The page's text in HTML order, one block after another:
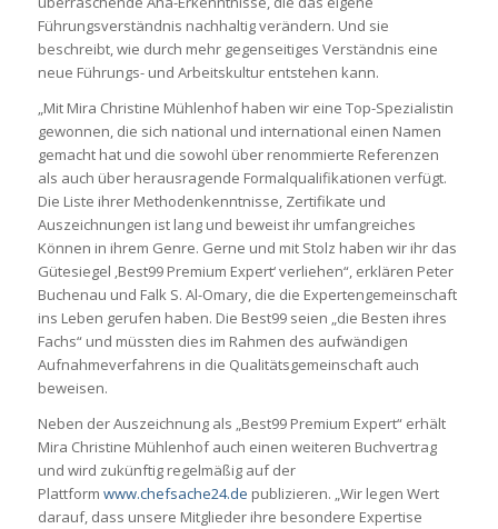
Führungsverständnis nachhaltig verändern. Und sie
beschreibt, wie durch mehr gegenseitiges Verständnis eine
neue Führungs- und Arbeitskultur entstehen kann.
„Mit Mira Christine Mühlenhof haben wir eine Top-Spezialistin
gewonnen, die sich national und international einen Namen
gemacht hat und die sowohl über renommierte Referenzen
als auch über herausragende Formalqualifikationen verfügt.
Die Liste ihrer Methodenkenntnisse, Zertifikate und
Auszeichnungen ist lang und beweist ihr umfangreiches
Können in ihrem Genre. Gerne und mit Stolz haben wir ihr das
Gütesiegel ‚Best99 Premium Expert‘ verliehen“, erklären Peter
Buchenau und Falk S. Al-Omary, die die Expertengemeinschaft
ins Leben gerufen haben. Die Best99 seien „die Besten ihres
Fachs“ und müssten dies im Rahmen des aufwändigen
Aufnahmeverfahrens in die Qualitätsgemeinschaft auch
beweisen.
Neben der Auszeichnung als „Best99 Premium Expert“ erhält
Mira Christine Mühlenhof auch einen weiteren Buchvertrag
und wird zukünftig regelmäßig auf der
Plattform www.chefsache24.de publizieren. „Wir legen Wert
darauf, dass unsere Mitglieder ihre besondere Expertise